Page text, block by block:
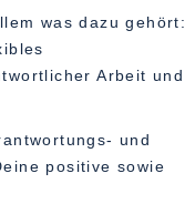
was dazu gehört:
Arbeit und
und
positive sowie